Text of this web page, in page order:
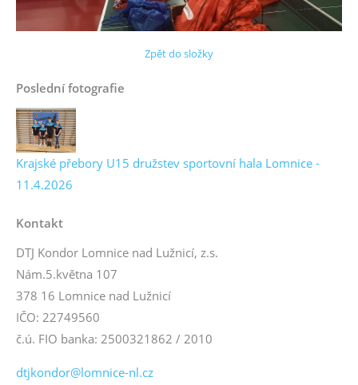
Zpět do složky
Poslední fotografie
Krajské přebory U15 družstev sportovní hala Lomnice -
11.4.2026
Kontakt
DTJ Kondor Lomnice nad Lužnicí, z.s.
Nám.5.května 107
378 16 Lomnice nad Lužnicí
IČO: 22749560
č.ú. FIO banka: 2500321862 / 2010
dtjkondor@lomnice-nl.cz